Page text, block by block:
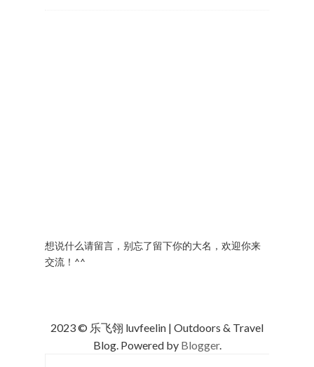
想说什么请留言，别忘了留下你的大名，欢迎你来
交流！^^
2023 © 乐飞翎 luvfeelin | Outdoors & Travel
Blog. Powered by Blogger.